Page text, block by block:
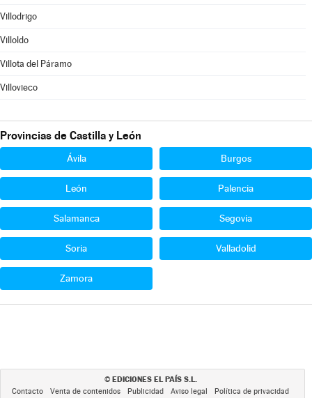
Villodrigo
Villoldo
Villota del Páramo
Villovieco
Provincias de Castilla y León
Ávila Burgos
León Palencia
Salamanca Segovia
Soria Valladolid
Zamora
© EDICIONES EL PAÍS S.L.
Contacto Venta de contenidos Publicidad Aviso legal Política de privacidad